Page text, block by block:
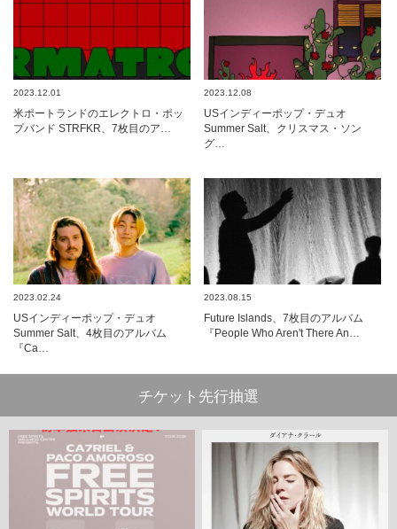
2023.12.01
米ポートランドのエレクトロ・ポッ
プバンド STRFKR、7枚目のア…
2023.12.08
USインディーポップ・デュオ
Summer Salt、クリスマス・ソン
グ…
2023.02.24
USインディーポップ・デュオ
Summer Salt、4枚目のアルバム
『Ca…
2023.08.15
Future Islands、7枚目のアルバム
『People Who Aren't There An…
チケット先行抽選